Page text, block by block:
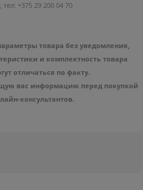
+375 29 200 04 70
товара без уведомления,
и комплектность товара
отличаться по факту.
вас информацию перед покупкой
консультантов.